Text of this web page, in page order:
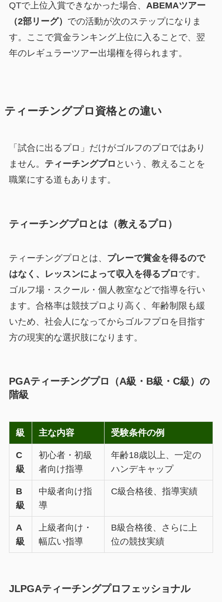
QTで上位入賞できなかった場合、 ABEMAツアー
（2部リーグ） での活動が次のステップになりま
す。ここで賞金ランキング上位に入ることで、翌
年のレギュラーツアー出場権を得られます。
ティーチングプロ資格との違い
「試合に出るプロ」だけがゴルフのプロではあり
ません。 ティーチングプロ という、教えることを
職業にする道もあります。
ティーチングプロとは（教えるプロ）
ティーチングプロとは、 プレーで賞金を得るので
はなく、レッスンによって収入を得るプロです。
ゴルフ場・スクール・個人教室などで指導を行い
ます。合格率は競技プロより高く、年齢制限も緩
いため、社会人になってからゴルフプロを目指す
方の現実的な選択肢になります。
PGAティーチングプロ（A級・B級・C級）の
階級
級 主な内容 受験条件の例
C
級
初心者・初級
者向け指導
年齢18歳以上、一定の
ハンデキャップ
B
級
中級者向け指
導
C級合格後、指導実績
A
級
上級者向け・
幅広い指導
B級合格後、さらに上
位の競技実績
JLPGAティーチングプロフェッショナル